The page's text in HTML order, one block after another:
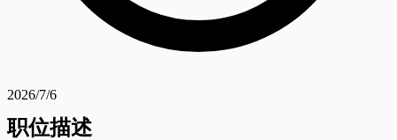
2026/7/6
职位描述